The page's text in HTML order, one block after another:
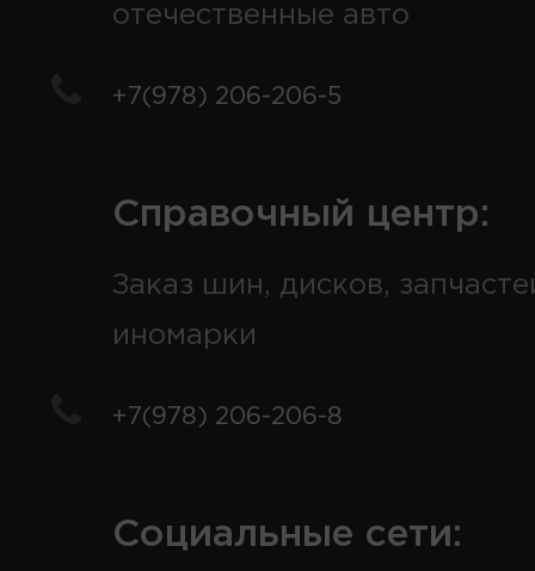
отечественные авто
+7(978) 206-206-5
Справочный центр:
Заказ шин, дисков,
иномарки
+7(978) 206-206-8
Социальные сети: